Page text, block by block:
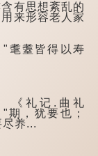
有思想紊乱的
来形容老人家
耋皆得以寿
礼记.曲礼
期，犹要也；
养...